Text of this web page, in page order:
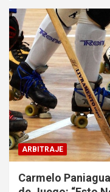
ARBITRAJE
Carmelo